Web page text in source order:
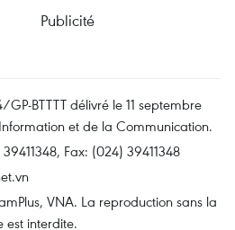
Publicité
BTTTT délivré le 11 septembre
et de la Communication.
Fax: (024) 39411348
VNA. La reproduction sans la
est interdite.